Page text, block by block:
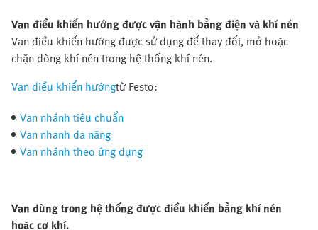
Van điều khiển hướng được vận hành bằng điện và khí nén
Van điều khiển hướng được sử dụng để thay đổi, mở hoặc
chặn dòng khí nén trong hệ thống khí nén.
Van điều khiển hướngtừ Festo:
Van nhánh tiêu chuẩn
Van nhanh đa năng
Van nhánh theo ứng dụng
Van dùng trong hệ thống được điều khiển bằng khí nén
hoặc cơ khí.